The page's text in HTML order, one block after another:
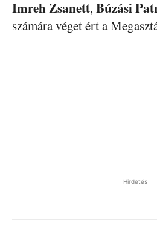
Imreh Zsanett, Búzási
számára véget ért a
Hirdetés